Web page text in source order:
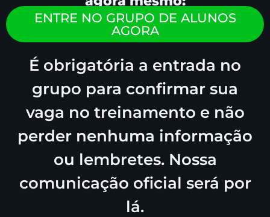
ENTRE NO GRUPO DE ALUNOS
AGORA
É obrigatória a entrada no
grupo para confirmar sua
vaga no treinamento e não
perder nenhuma informação
ou lembretes. Nossa
comunicação oficial será por
lá.